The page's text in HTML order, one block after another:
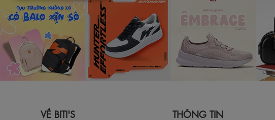
VỀ BITI'S THÔNG TIN